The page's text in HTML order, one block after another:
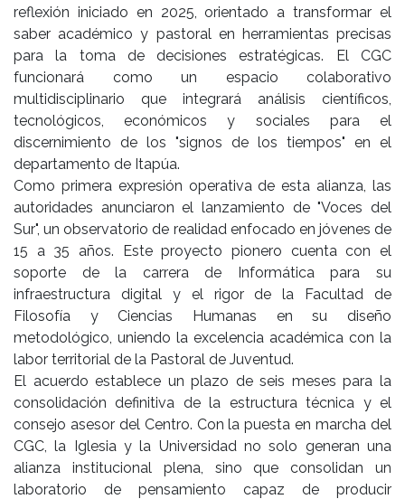
reflexión iniciado en 2025, orientado a transformar el
saber académico y pastoral en herramientas precisas
para la toma de decisiones estratégicas. El CGC
funcionará como un espacio colaborativo
multidisciplinario que integrará análisis científicos,
tecnológicos, económicos y sociales para el
discernimiento de los "signos de los tiempos" en el
departamento de Itapúa.
Como primera expresión operativa de esta alianza, las
autoridades anunciaron el lanzamiento de "Voces del
Sur", un observatorio de realidad enfocado en jóvenes de
15 a 35 años. Este proyecto pionero cuenta con el
soporte de la carrera de Informática para su
infraestructura digital y el rigor de la Facultad de
Filosofía y Ciencias Humanas en su diseño
metodológico, uniendo la excelencia académica con la
labor territorial de la Pastoral de Juventud.
El acuerdo establece un plazo de seis meses para la
consolidación definitiva de la estructura técnica y el
consejo asesor del Centro. Con la puesta en marcha del
CGC, la Iglesia y la Universidad no solo generan una
alianza institucional plena, sino que consolidan un
laboratorio de pensamiento capaz de producir